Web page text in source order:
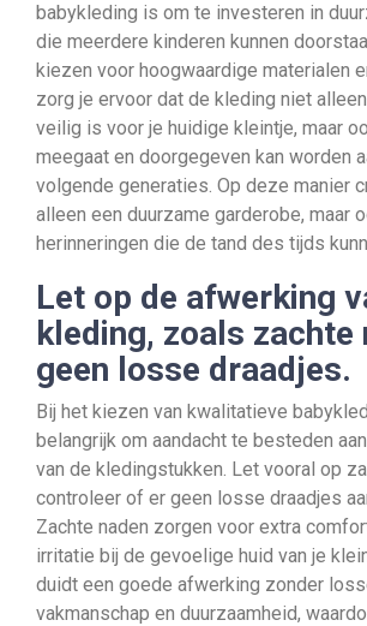
babykleding is om te investeren in
die meerdere kinderen kunnen
kiezen voor hoogwaardige materialen
zorg je ervoor dat de kleding niet
veilig is voor je huidige kleintje, maar
meegaat en doorgegeven kan worden
volgende generaties. Op deze manier
alleen een duurzame garderobe, maar
herinneringen die de tand des tijds
Let op de afwerking
kleding, zoals zachte
geen losse draadjes.
Bij het kiezen van kwalitatieve
belangrijk om aandacht te besteden
van de kledingstukken. Let vooral op
controleer of er geen losse draadjes
Zachte naden zorgen voor extra
irritatie bij de gevoelige huid van je
duidt een goede afwerking zonder
vakmanschap en duurzaamheid,